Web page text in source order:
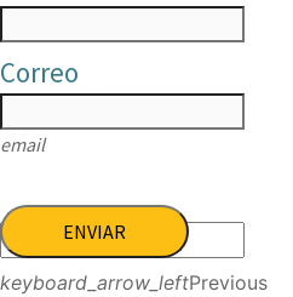
Correo
email
ENVIAR
keyboard_arrow_leftPrevious